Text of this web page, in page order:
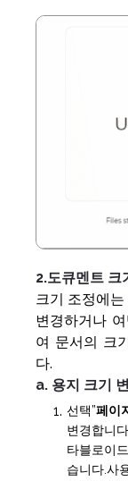
2.도큐멘트 크
크기 조정에
변경하거나
여 문서의 크
다.
a. 용지 크기
선택”페이
변경합니
타블로이
습니다.사